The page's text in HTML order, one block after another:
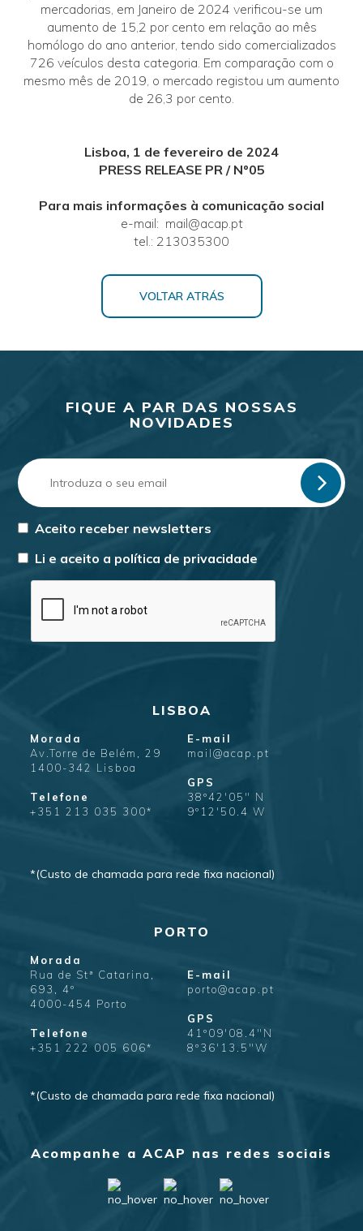
mercadorias, em Janeiro de 2024 verificou-se um
aumento de 15,2 por cento em relação ao mês
homólogo do ano anterior, tendo sido comercializados
726 veículos desta categoria. Em comparação com o
mesmo mês de 2019, o mercado registou um aumento
de 26,3 por cento.
Lisboa, 1 de fevereiro de 2024
PRESS RELEASE PR / Nº05
Para mais informações à comunicação social
e-mail: mail@acap.pt
tel.: 213035300
VOLTAR ATRÁS
FIQUE A PAR DAS NOSSAS
NOVIDADES
Aceito receber newsletters
Li e aceito a política de privacidade
LISBOA
Morada
Av.Torre de Belém, 29
1400-342 Lisboa
Telefone
+351 213 035 300*
E-mail
mail@acap.pt
GPS
38º42'05" N
9º12'50.4 W
*(Custo de chamada para rede fixa nacional)
PORTO
Morada
Rua de Stª Catarina,
693, 4º
4000-454 Porto
Telefone
+351 222 005 606*
E-mail
porto@acap.pt
GPS
41º09'08.4"N
8º36'13.5"W
*(Custo de chamada para rede fixa nacional)
Acompanhe a ACAP nas redes sociais